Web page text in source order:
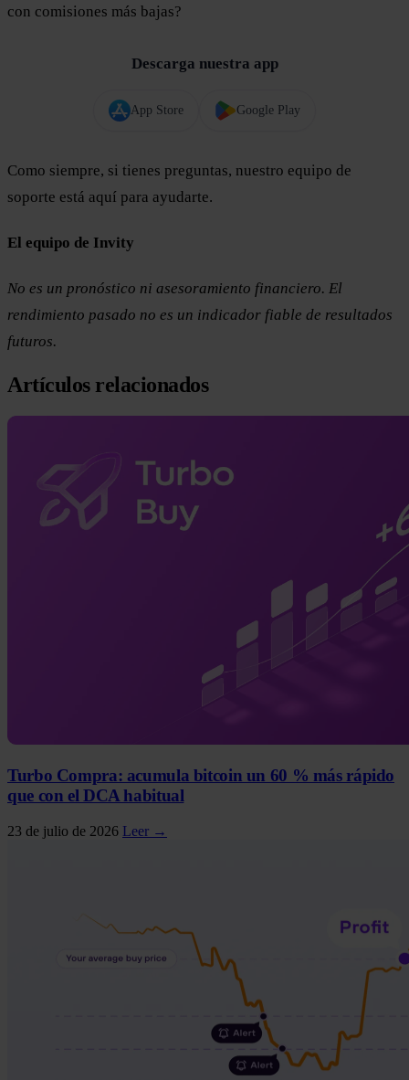
con comisiones más bajas?
Descarga nuestra app
App Store Google Play
Como siempre, si tienes preguntas, nuestro equipo de
soporte está aquí para ayudarte.
El equipo de Invity
No es un pronóstico ni asesoramiento financiero. El
rendimiento pasado no es un indicador fiable de resultados
futuros.
Artículos relacionados
Turbo Compra: acumula bitcoin un 60 % más rápido
que con el DCA habitual
23 de julio de 2026 Leer →